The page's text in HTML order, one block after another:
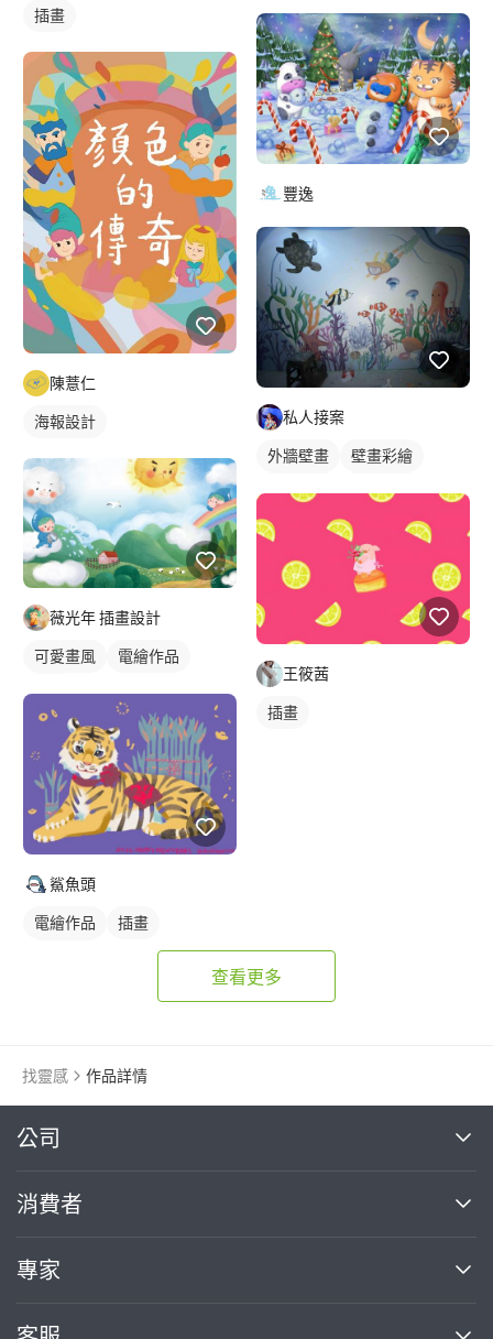
插畫
陳薏仁
海報設計
薇光年 插畫設計
可愛畫風
電繪作品
插畫
鯊魚頭
電繪作品
插畫
豐逸
私人接案
外牆壁畫
壁畫彩繪
王筱茜
插畫
查看更多
找靈感 作品詳情
公司
關於我們
部落格
加入我們
消費者
買服務
專家
案件中心
繼續完成